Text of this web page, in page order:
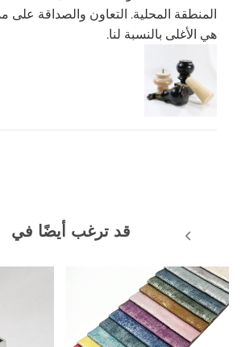
المنطقة المحلية. التعاون والصداقة على
هي الأغلى بالنسبة لنا.
قد ترغب أيضًا في